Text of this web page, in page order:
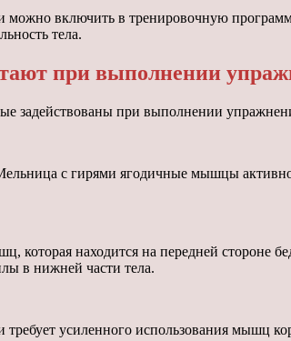
включить в тренировочную
тела.
при выполнении
задействованы при выполнении
с гирями ягодичные мышцы активно
которая находится на передней стороне
в нижней части тела.
усиленного использования мышц